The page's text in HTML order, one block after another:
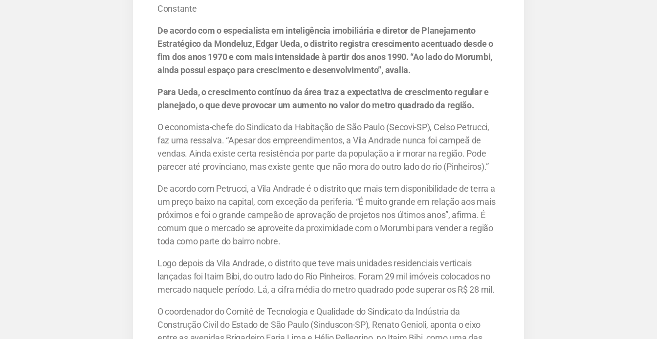
Constante
De acordo com o especialista em inteligência imobiliária e diretor de Planejamento
Estratégico da Mondeluz, Edgar Ueda, o distrito registra crescimento acentuado desde o
fim dos anos 1970 e com mais intensidade à partir dos anos 1990. “Ao lado do Morumbi,
ainda possui espaço para crescimento e desenvolvimento”, avalia.
Para Ueda, o crescimento contínuo da área traz a expectativa de crescimento regular e
planejado, o que deve provocar um aumento no valor do metro quadrado da região.
O economista-chefe do Sindicato da Habitação de São Paulo (Secovi-SP), Celso Petrucci,
faz uma ressalva. “Apesar dos empreendimentos, a Vila Andrade nunca foi campeã de
vendas. Ainda existe certa resistência por parte da população a ir morar na região. Pode
parecer até provinciano, mas existe gente que não mora do outro lado do rio (Pinheiros).”
De acordo com Petrucci, a Vila Andrade é o distrito que mais tem disponibilidade de terra a
um preço baixo na capital, com exceção da periferia. “É muito grande em relação aos mais
próximos e foi o grande campeão de aprovação de projetos nos últimos anos”, afirma. É
comum que o mercado se aproveite da proximidade com o Morumbi para vender a região
toda como parte do bairro nobre.
Logo depois da Vila Andrade, o distrito que teve mais unidades residenciais verticais
lançadas foi Itaim Bibi, do outro lado do Rio Pinheiros. Foram 29 mil imóveis colocados no
mercado naquele período. Lá, a cifra média do metro quadrado pode superar os R$ 28 mil.
O coordenador do Comitê de Tecnologia e Qualidade do Sindicato da Indústria da
Construção Civil do Estado de São Paulo (Sinduscon-SP), Renato Genioli, aponta o eixo